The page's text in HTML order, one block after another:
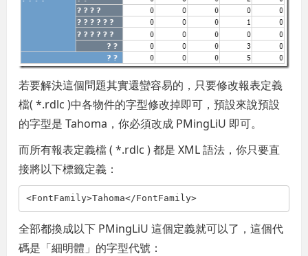
若要解決這個問題其實還蠻容易的，只要修改報表定義
檔( *.rdlc )中各物件的字型修改掉即可，預設來說預設
的字型是 Tahoma，你必須改成 PMingLiU 即可。
而所有報表定義檔 ( *.rdlc ) 都是 XML 語法，你只要直
接將以下標籤定義：
<FontFamily>Tahoma</FontFamily>
全部都換成以下 PMingLiU 這個定義就可以了，這個代
碼是「細明體」的字型代號：